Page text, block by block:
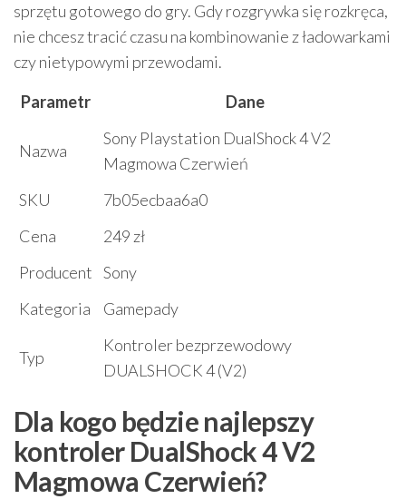
sprzętu gotowego do gry. Gdy rozgrywka się rozkręca,
nie chcesz tracić czasu na kombinowanie z ładowarkami
czy nietypowymi przewodami.
Parametr
Dane
Nazwa
Sony Playstation DualShock 4 V2
Magmowa Czerwień
SKU
7b05ecbaa6a0
Cena
249 zł
Producent Sony
Kategoria
Gamepady
Typ
Kontroler bezprzewodowy
DUALSHOCK 4 (V2)
Dla kogo będzie najlepszy
kontroler DualShock 4 V2
Magmowa Czerwień?